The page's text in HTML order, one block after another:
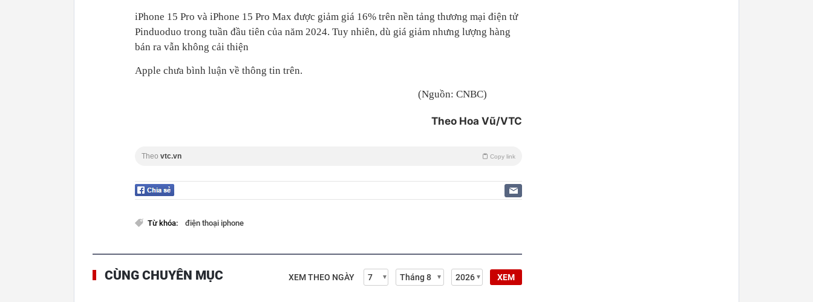
iPhone 15 Pro và iPhone 15 Pro Max được giảm giá 16% trên nền tảng thương mại điện tử
Pinduoduo trong tuần đầu tiên của năm 2024. Tuy nhiên, dù giá giảm nhưng lượng hàng
bán ra vẫn không cải thiện
Apple chưa bình luận về thông tin trên.
(Nguồn: CNBC)
Theo Hoa Vũ/VTC
Theo vtc.vn Copy link
Từ khóa: điện thoại iphone
CÙNG CHUYÊN MỤC XEM THEO NGÀY XEM